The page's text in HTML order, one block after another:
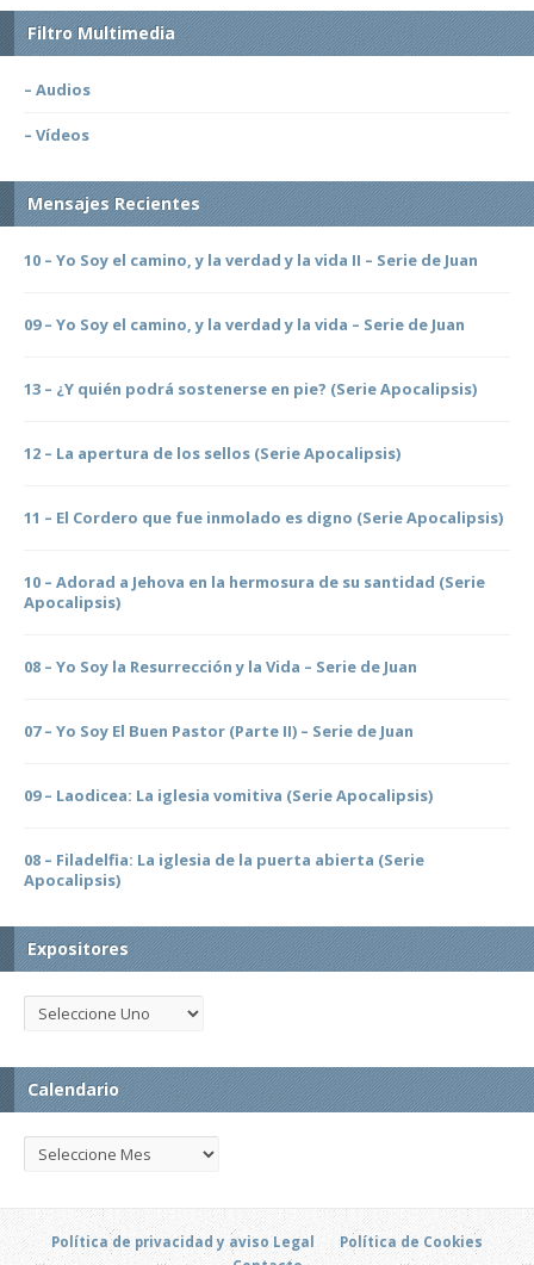
Filtro Multimedia
– Audios
– Vídeos
Mensajes Recientes
10 – Yo Soy el camino, y la verdad y la vida II – Serie de Juan
09 – Yo Soy el camino, y la verdad y la vida – Serie de Juan
13 – ¿Y quién podrá sostenerse en pie? (Serie Apocalipsis)
12 – La apertura de los sellos (Serie Apocalipsis)
11 – El Cordero que fue inmolado es digno (Serie Apocalipsis)
10 – Adorad a Jehova en la hermosura de su santidad (Serie
Apocalipsis)
08 – Yo Soy la Resurrección y la Vida – Serie de Juan
07 – Yo Soy El Buen Pastor (Parte II) – Serie de Juan
09 – Laodicea: La iglesia vomitiva (Serie Apocalipsis)
08 – Filadelfia: La iglesia de la puerta abierta (Serie
Apocalipsis)
Expositores
Calendario
Política de privacidad y aviso Legal
Política de Cookies